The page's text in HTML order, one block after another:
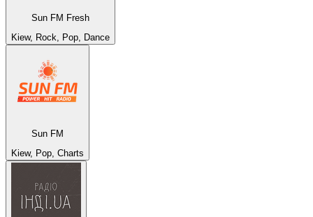
Sun FM Fresh
Kiew, Rock, Pop, Dance
Sun FM
Kiew, Pop, Charts